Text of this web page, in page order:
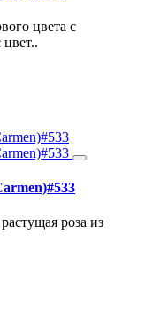
цвета с
роза из